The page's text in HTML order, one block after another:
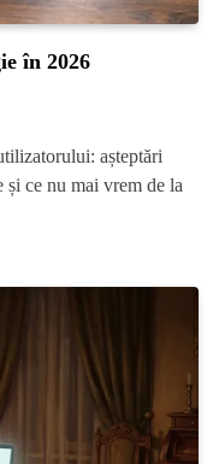
în 2026
așteptări
și ce nu mai vrem de la